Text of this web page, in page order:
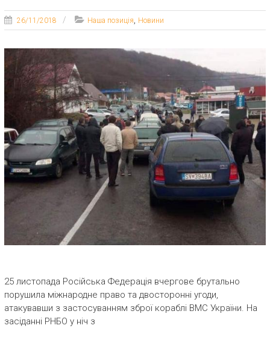
26/11/2018 Наша позиція, Новини
25 листопада Російська Федерація вчергове брутально
порушила міжнародне право та двосторонні угоди,
атакувавши з застосуванням зброї кораблі ВМС України. На
засіданні РНБО у ніч з